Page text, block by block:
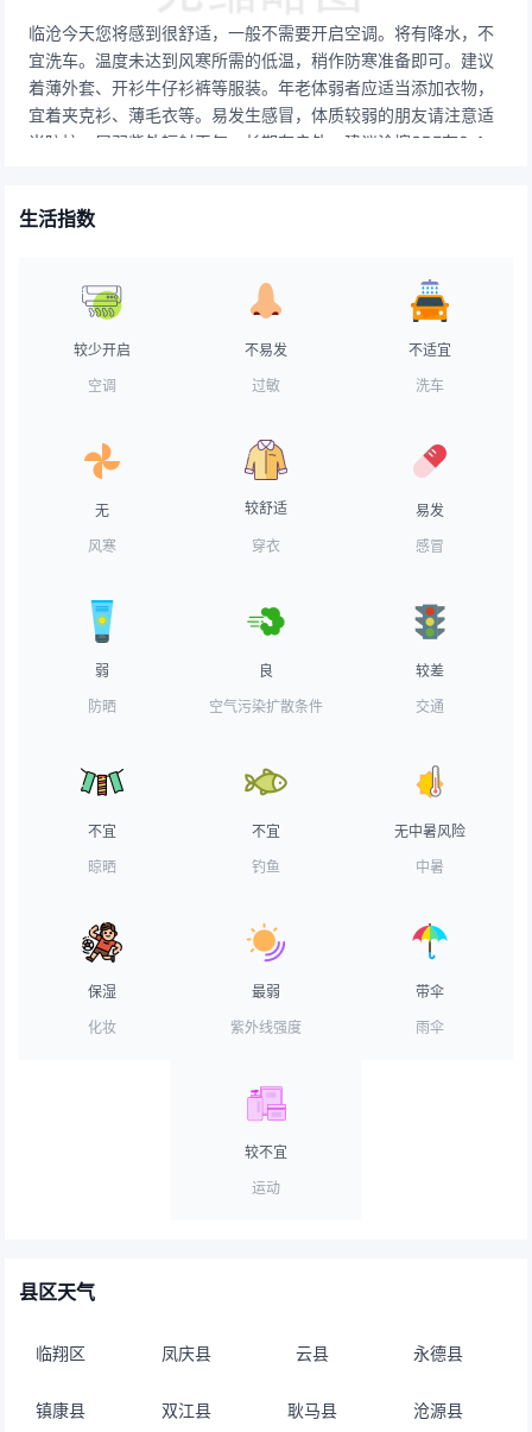
临沧今天您将感到很舒适，一般不需要开启空调。将有降水，不
宜洗车。温度未达到风寒所需的低温，稍作防寒准备即可。建议
着薄外套、开衫牛仔衫裤等服装。年老体弱者应适当添加衣物，
宜着夹克衫、薄毛衣等。易发生感冒，体质较弱的朋友请注意适
当防护。属弱紫外辐射天气，长期在户外，建议涂擦SPF在8-12
事故高发期，车辆应低速行驶。有降水，不适宜晾晒。若需要晾
不热，在炎炎夏日中十分难得，可以告别暑气漫漫啦~风力不
大，建议用中性保湿型霜类化妆品，无需选用防晒化妆品。
生活指数
较少开启
空调
不易发
过敏
不适宜
洗车
无
风寒
较舒适
穿衣
易发
感冒
弱
防晒
良
空气污染扩散条件
较差
交通
不宜
晾晒
不宜
钓鱼
无中暑风险
中暑
保湿
化妆
最弱
紫外线强度
带伞
雨伞
较不宜
运动
县区天气
临翔区 凤庆县 云县 永德县
镇康县 双江县 耿马县 沧源县